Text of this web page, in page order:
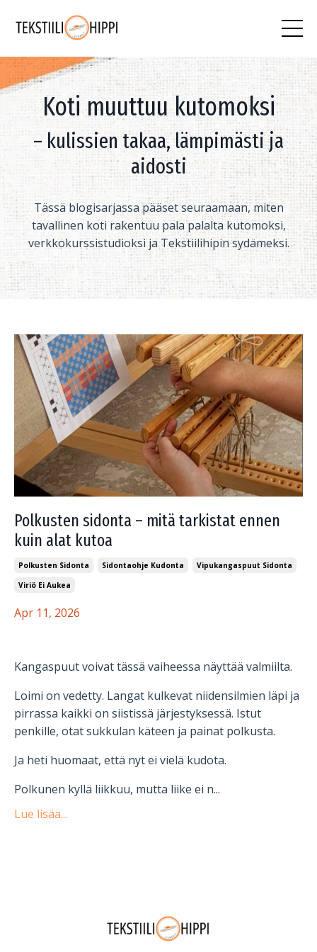
Koti muuttuu kutomoksi
– kulissien takaa, lämpimästi ja
aidosti
Tässä blogisarjassa pääset seuraamaan, miten
tavallinen koti rakentuu pala palalta kutomoksi,
verkkokurssistudioksi ja Tekstiilihipin sydämeksi.
Polkusten sidonta – mitä tarkistat ennen
kuin alat kutoa
Polkusten Sidonta Sidontaohje Kudonta
Vipukangaspuut Sidonta
Viriö Ei Aukea
Apr 11, 2026
Kangaspuut voivat tässä vaiheessa näyttää valmiilta.
Loimi on vedetty. Langat kulkevat niidensilmien läpi ja
pirrassa kaikki on siistissä järjestyksessä. Istut
penkille, otat sukkulan käteen ja painat polkusta.
Ja heti huomaat, että nyt ei vielä kudota.
Polkunen kyllä liikkuu, mutta liike ei n...
Lue lisää...